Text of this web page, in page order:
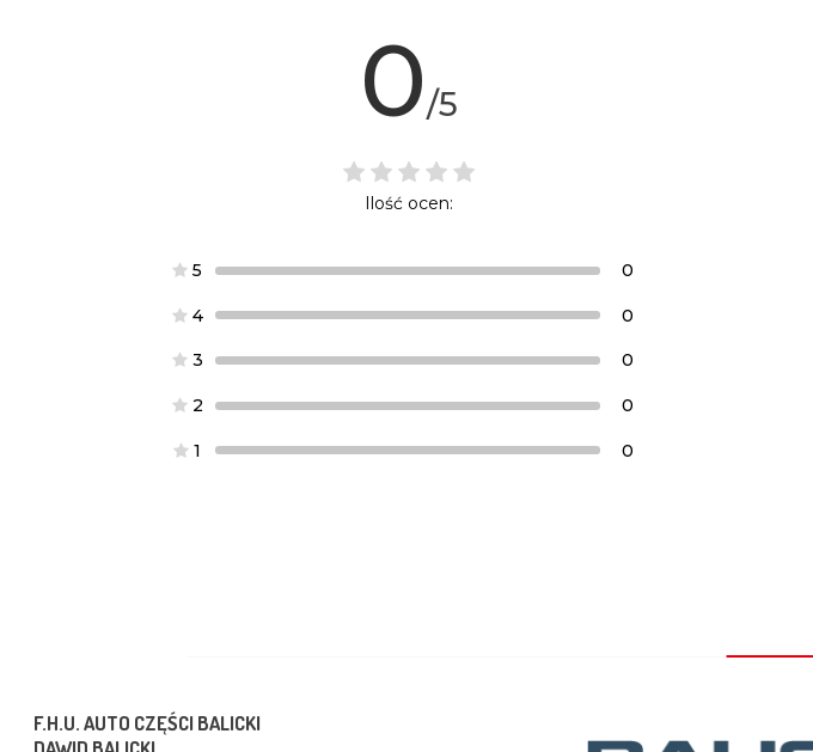
0/5
Ilość ocen:
5 0
4 0
3 0
2 0
1 0
F.H.U. AUTO CZĘŚCI BALICKI